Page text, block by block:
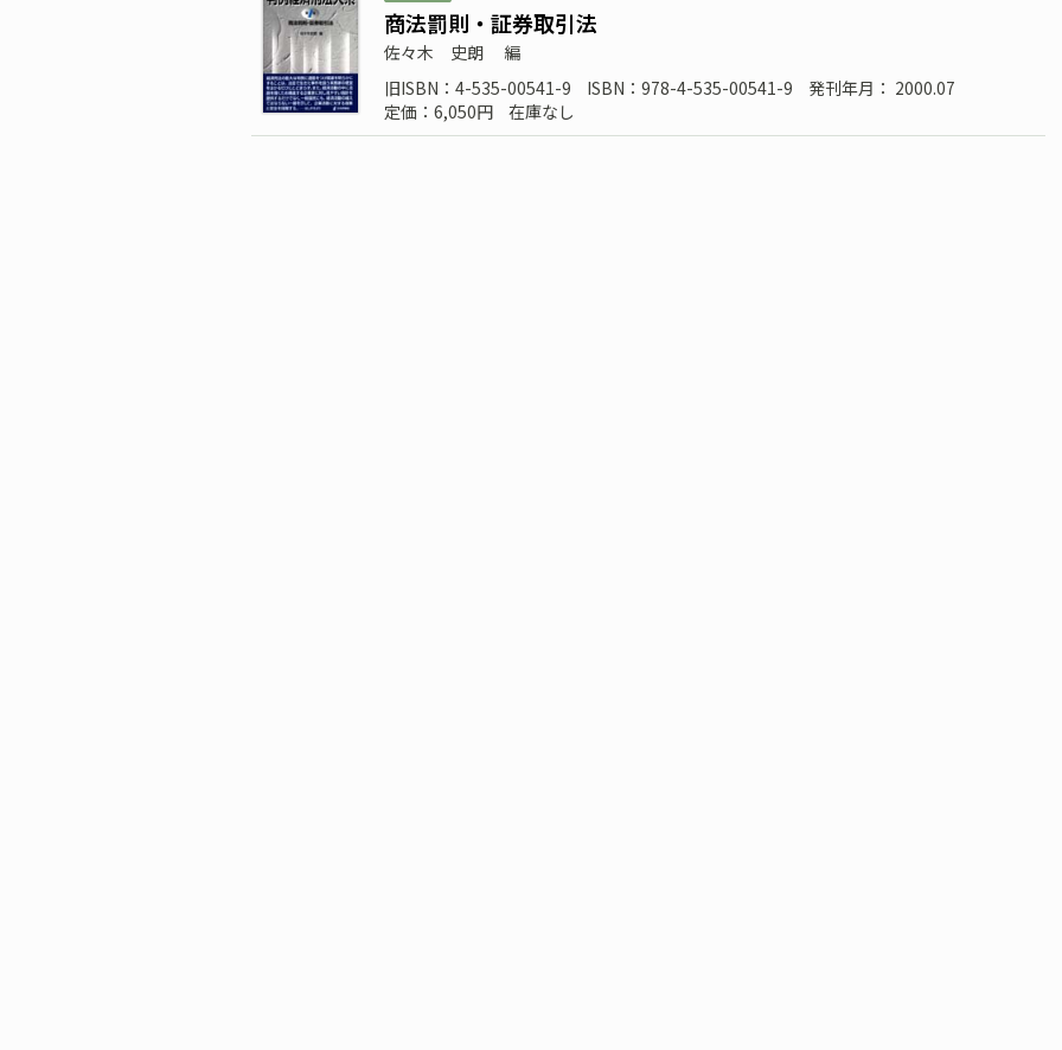
商法罰則・証券取引法
佐々木 史朗
編
旧ISBN：4-535-00541-9
ISBN：978-4-535-00541-9
発刊年月： 2000.07
定価：6,050円
在庫なし